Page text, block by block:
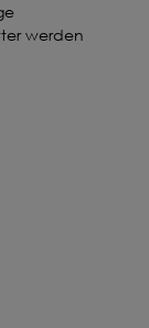
werden